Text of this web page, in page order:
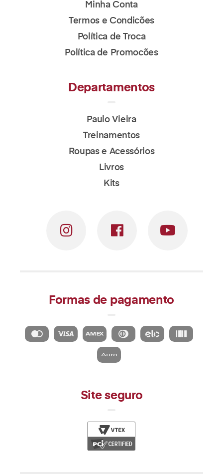
Minha Conta
Termos e Condicões
Política de Troca
Política de Promocões
Departamentos
Paulo Vieira
Treinamentos
Roupas e Acessórios
Livros
Kits
Formas de pagamento
Site seguro